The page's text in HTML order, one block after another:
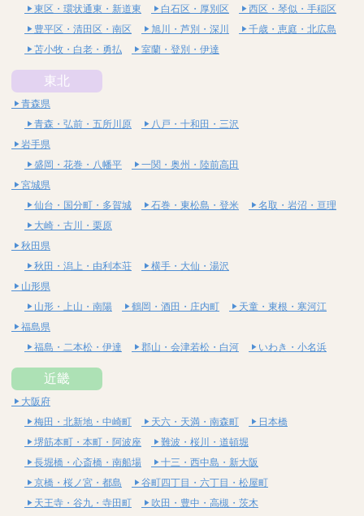
東区・環状通東・新道東
白石区・厚別区
西区・琴似・手稲区
豊平区・清田区・南区
旭川・芦別・深川
千歳・恵庭・北広島
苫小牧・白老・勇払
室蘭・登別・伊達
東北
青森県
青森・弘前・五所川原
八戸・十和田・三沢
岩手県
盛岡・花巻・八幡平
一関・奥州・陸前高田
宮城県
仙台・国分町・多賀城
石巻・東松島・登米
名取・岩沼・亘理
大崎・古川・栗原
秋田県
秋田・潟上・由利本荘
横手・大仙・湯沢
山形県
山形・上山・南陽
鶴岡・酒田・庄内町
天童・東根・寒河江
福島県
福島・二本松・伊達
郡山・会津若松・白河 いわき・小名浜
近畿
大阪府
梅田・北新地・中崎町
天六・天満・南森町
日本橋
堺筋本町・本町・阿波座
難波・桜川・道頓堀
長堀橋・心斎橋・南船場
十三・西中島・新大阪
京橋・桜ノ宮・都島
谷町四丁目・六丁目・松屋町
天王寺・谷九・寺田町
吹田・豊中・高槻・茨木